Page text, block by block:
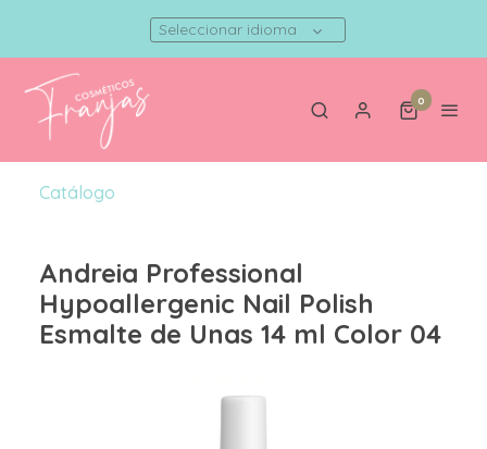
Seleccionar idioma
0
Catálogo
Andreia Professional
Hypoallergenic Nail Polish
Esmalte de Unas 14 ml Color 04